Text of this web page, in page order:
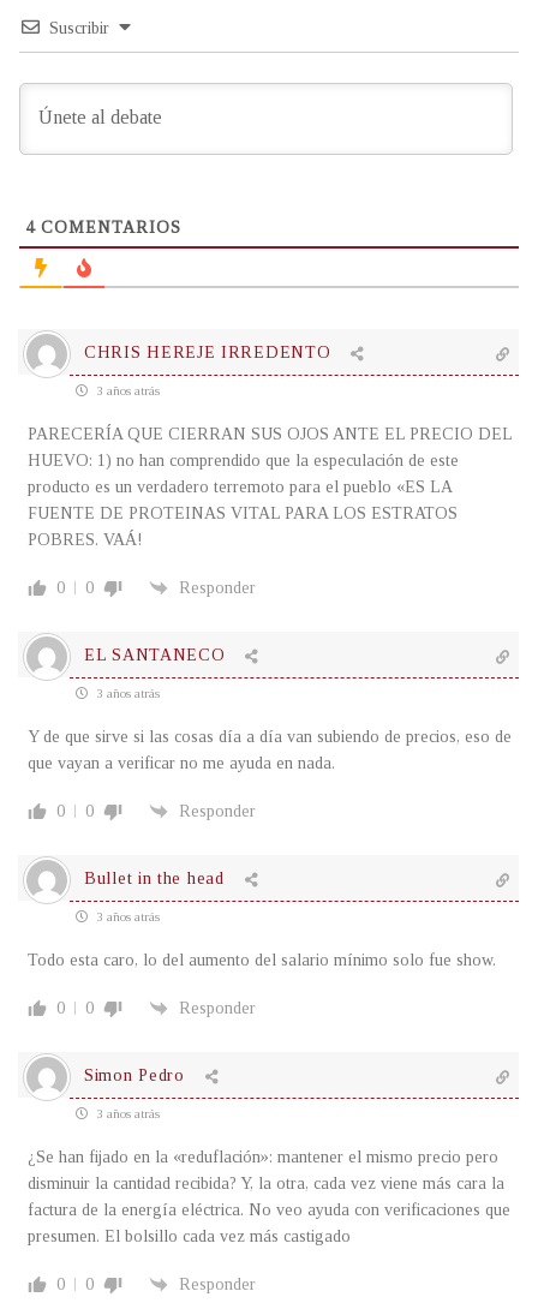
Suscribir
4COMENTARIOS
CHRIS HEREJE IRREDENTO
3 años atrás
PARECERÍA QUE CIERRAN SUS OJOS ANTE EL PRECIO DEL
HUEVO: 1) no han comprendido que la especulación de este
producto es un verdadero terremoto para el pueblo «ES LA
FUENTE DE PROTEINAS VITAL PARA LOS ESTRATOS
POBRES. VAÁ!
0 0 Responder
EL SANTANECO
3 años atrás
Y de que sirve si las cosas día a día van subiendo de precios, eso de
que vayan a verificar no me ayuda en nada.
0 0 Responder
Bullet in the head
3 años atrás
Todo esta caro, lo del aumento del salario mínimo solo fue show.
0 0 Responder
Simon Pedro
3 años atrás
¿Se han fijado en la «reduflación»: mantener el mismo precio pero
disminuir la cantidad recibida? Y, la otra, cada vez viene más cara la
factura de la energía eléctrica. No veo ayuda con verificaciones que
presumen. El bolsillo cada vez más castigado
0 0 Responder